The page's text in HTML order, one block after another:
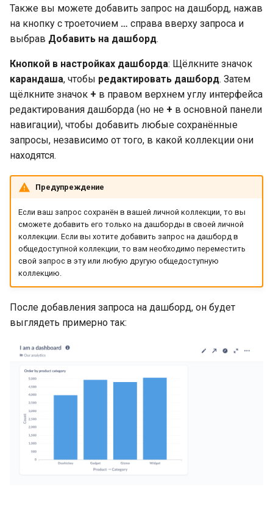
Также вы можете добавить запрос на дашборд, нажав
на кнопку с троеточием … справа вверху запроса и
выбрав Добавить на дашборд.
Кнопкой в настройках дашборда: Щёлкните значок
карандаша, чтобы редактировать дашборд. Затем
щёлкните значок + в правом верхнем углу интерфейса
редактирования дашборда (но не + в основной панели
навигации), чтобы добавить любые сохранённые
запросы, независимо от того, в какой коллекции они
находятся.
Предупреждение
Если ваш запрос сохранён в вашей личной коллекции, то вы
сможете добавить его только на дашборды в своей личной
коллекции. Если вы хотите добавить запрос на дашборд в
общедоступной коллекции, то вам необходимо переместить
свой запрос в эту или любую другую общедоступную
коллекцию.
После добавления запроса на дашборд, он будет
выглядеть примерно так: